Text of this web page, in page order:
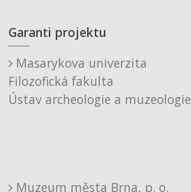
Garanti projektu
Masarykova univerzita
Filozofická fakulta
Ústav archeologie a muzeologie
Muzeum města Brna, p. o.